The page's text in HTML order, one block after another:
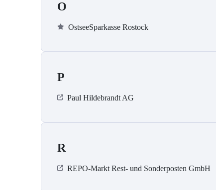
O
OstseeSparkasse Rostock
P
Paul Hildebrandt AG
R
REPO-Markt Rest- und Sonderposten GmbH